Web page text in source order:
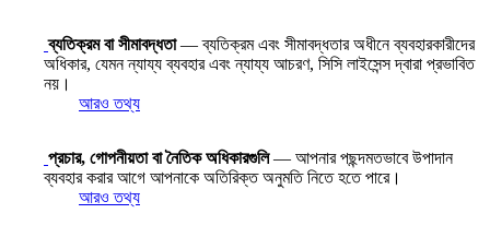
ব্যতিক্রম বা সীমাবদ্ধতা— ব্যতিক্রম এবং সীমাবদ্ধতার অধীনে ব্যবহারকারীদের
অধিকার, যেমন ন্যায্য ব্যবহার এবং ন্যায্য আচরণ, সিসি লাইসেন্স দ্বারা প্রভাবিত
নয়।
আরও তথ্য
প্রচার, গোপনীয়তা বা নৈতিক অধিকারগুলি— আপনার পছন্দমতভাবে উপাদান
ব্যবহার করার আগে আপনাকে অতিরিক্ত অনুমতি নিতে হতে পারে।
আরও তথ্য